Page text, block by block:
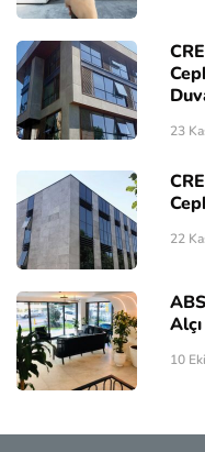
23
22
10